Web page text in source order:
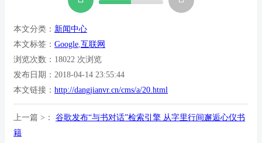
本文分类： 新闻中心
本文标签： Google,互联网
浏览次数： 18022 次浏览
发布日期：2018-04-14 23:55:44
本文链接： http://dangjianvr.cn/cms/a/20.html
上一篇 >：
谷歌发布“与书对话”检索引擎 从字里行间邂逅心仪书
籍